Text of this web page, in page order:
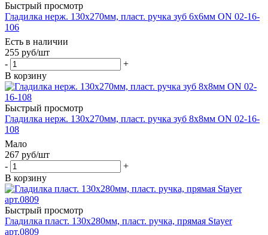
Быстрый просмотр
Гладилка нерж. 130х270мм, пласт. ручка зуб 6х6мм ON 02-16-
106
Есть в наличии
255 руб/шт
-
+
В корзину
Быстрый просмотр
Гладилка нерж. 130х270мм, пласт. ручка зуб 8х8мм ON 02-16-
108
Мало
267 руб/шт
-
+
В корзину
Быстрый просмотр
Гладилка пласт. 130х280мм, пласт. ручка, прямая Stayer
арт.0809